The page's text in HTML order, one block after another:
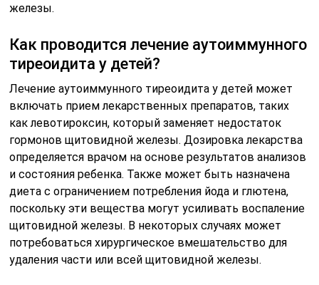
железы.
Как проводится лечение аутоиммунного
тиреоидита у детей?
Лечение аутоиммунного тиреоидита у детей может
включать прием лекарственных препаратов, таких
как левотироксин, который заменяет недостаток
гормонов щитовидной железы. Дозировка лекарства
определяется врачом на основе результатов анализов
и состояния ребенка. Также может быть назначена
диета с ограничением потребления йода и глютена,
поскольку эти вещества могут усиливать воспаление
щитовидной железы. В некоторых случаях может
потребоваться хирургическое вмешательство для
удаления части или всей щитовидной железы.